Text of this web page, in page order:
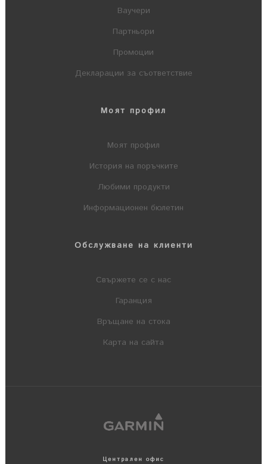
Ваучери
Партньори
Промоции
Декларации за съответствие
Моят профил
Моят профил
История на поръчките
Любими продукти
Информационен бюлетин
Обслужване на клиенти
Свържете се с нас
Гаранция
Връщане на стока
Карта на сайта
Централен офис